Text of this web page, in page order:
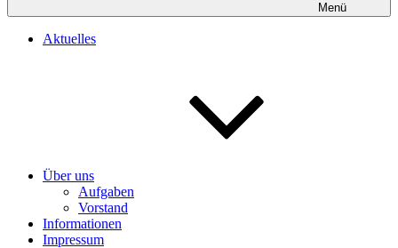
Menü
Aktuelles
Über uns
Aufgaben
Vorstand
Informationen
Impressum